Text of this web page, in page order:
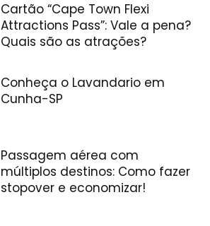
Cartão “Cape Town Flexi
Attractions Pass”: Vale a pena?
Quais são as atrações?
Conheça o Lavandario em
Cunha-SP
Passagem aérea com
múltiplos destinos: Como fazer
stopover e economizar!